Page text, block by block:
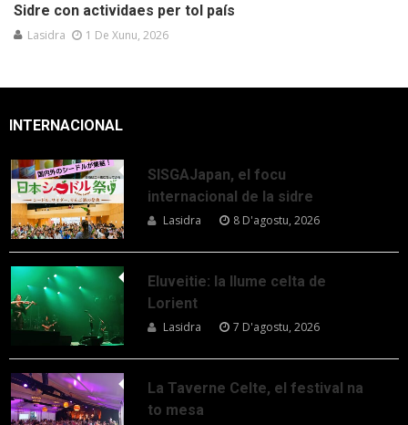
Sidre con actividaes per tol país
Lasidra 1 De Xunu, 2026
INTERNACIONAL
SISGAJapan, el focu
internacional de la sidre
Lasidra 8 D'agostu, 2026
Eluveitie: la llume celta de
Lorient
Lasidra 7 D'agostu, 2026
La Taverne Celte, el festival na
to mesa